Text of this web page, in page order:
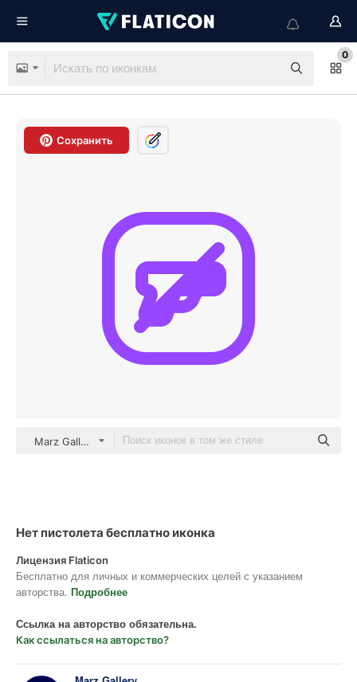
0
Сохранить
Marz Gallery color fill
Нет пистолета бесплатно иконка
Лицензия Flaticon
Бесплатно для личных и коммерческих целей с указанием
авторства. Подробнее
Ссылка на авторство обязательна.
Как ссылаться на авторство?